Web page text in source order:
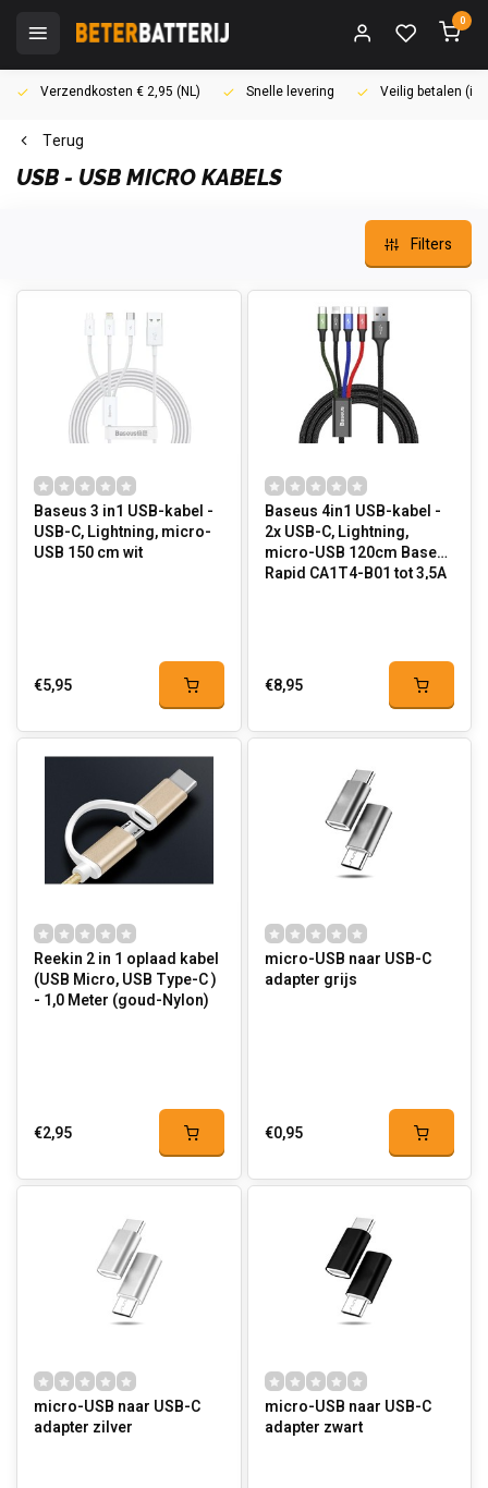
0
Verzendkosten € 2,95 (NL) Snelle levering Veilig betalen
Terug
USB - USB MICRO KABELS
Filters
Baseus 3 in1 USB-kabel -
USB-C, Lightning, micro-
USB 150 cm wit
€5,95
Baseus 4in1 USB-kabel -
2x USB-C, Lightning,
micro-USB 120cm Baseus
Rapid CA1T4-B01 tot 3,5A
€8,95
Reekin 2 in 1 oplaad kabel
(USB Micro, USB Type-C )
- 1,0 Meter (goud-Nylon)
€2,95
micro-USB naar USB-C
adapter grijs
€0,95
micro-USB naar USB-C
adapter zilver
micro-USB naar USB-C
adapter zwart